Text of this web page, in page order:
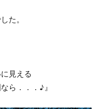
た。
見える
ら．．．♪』